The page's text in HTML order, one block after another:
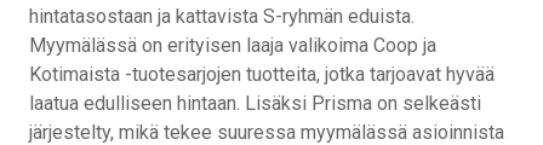
hintatasostaan ja kattavista S-ryhmän eduista.
Myymälässä on erityisen laaja valikoima Coop ja
Kotimaista -tuotesarjojen tuotteita, jotka tarjoavat hyvää
laatua edulliseen hintaan. Lisäksi Prisma on selkeästi
järjestelty, mikä tekee suuressa myymälässä asioinnista